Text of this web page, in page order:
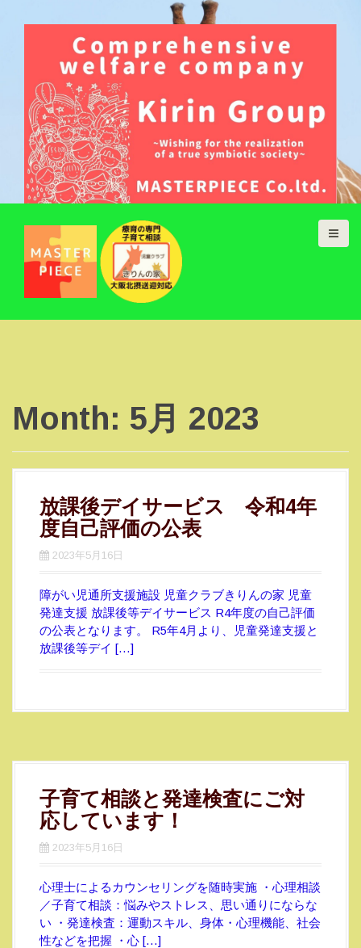
こんにちは、わたしたちは大阪吹田市
で総合福祉事業を展開していますきり
んグループです。
Month: 5月 2023
放課後デイサービス 令和4年
度自己評価の公表
2023年5月16日
障がい児通所支援施設 児童クラブきりんの家 児童
発達支援 放課後等デイサービス R4年度の自己評価
の公表となります。 R5年4月より、児童発達支援と
放課後等デイ […]
子育て相談と発達検査にご対
応しています！
2023年5月16日
心理士によるカウンセリングを随時実施 ・心理相談
／子育て相談：悩みやストレス、思い通りにならな
い ・発達検査：運動スキル、身体・心理機能、社会
性などを把握 ・心 […]